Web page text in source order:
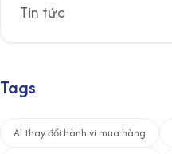
Tin tức
Tags
AI thay đổi hành vi mua hàng